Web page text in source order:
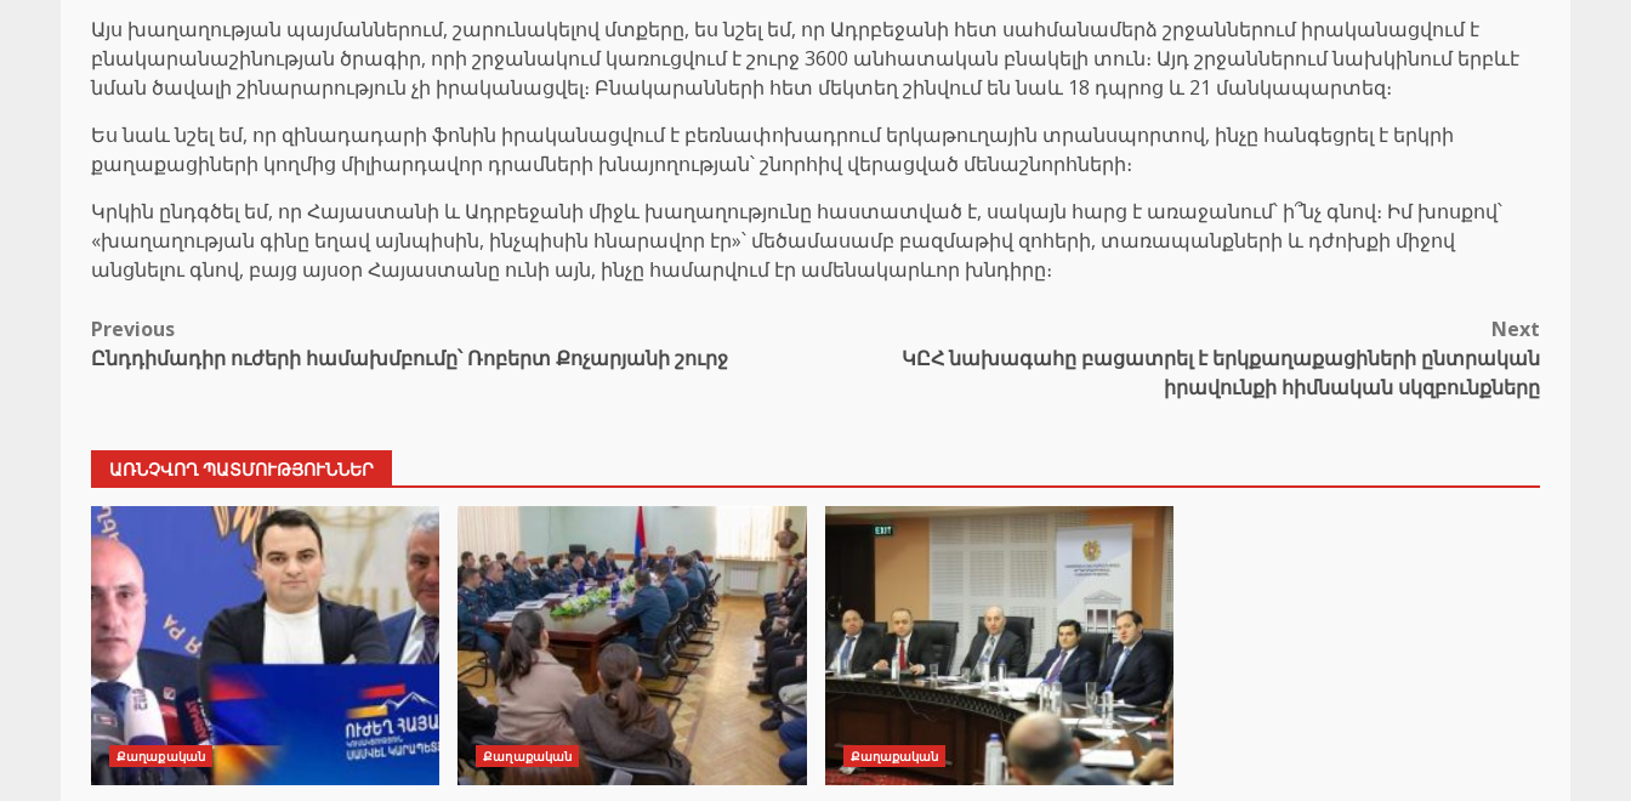
Այս խաղաղության պայմաններում, շարունակելով մտքերը, ես նշել եմ, որ Ադրբեջանի հետ սահմանամերձ շրջաններում իրականացվում է
բնակարանաշինության ծրագիր, որի շրջանակում կառուցվում է շուրջ 3600 անհատական բնակելի տուն։ Այդ շրջաններում նախկինում երբևէ
նման ծավալի շինարարություն չի իրականացվել։ Բնակարանների հետ մեկտեղ շինվում են նաև 18 դպրոց և 21 մանկապարտեզ։
Ես նաև նշել եմ, որ զինադադարի ֆոնին իրականացվում է բեռնափոխադրում երկաթուղային տրանսպորտով, ինչը հանգեցրել է երկրի
քաղաքացիների կողմից միլիարդավոր դրամների խնայողության՝ շնորհիվ վերացված մենաշնորհների։
Կրկին ընդգծել եմ, որ Հայաստանի և Ադրբեջանի միջև խաղաղությունը հաստատված է, սակայն հարց է առաջանում՝ ի՞նչ գնով։ Իմ խոսքով՝
«խաղաղության գինը եղավ այնպիսին, ինչպիսին հնարավոր էր»՝ մեծամասամբ բազմաթիվ զոհերի, տառապանքների և դժոխքի միջով
անցնելու գնով, բայց այսօր Հայաստանը ունի այն, ինչը համարվում էր ամենակարևոր խնդիրը։
Post
navigation
Previous
Ընդդիմադիր ուժերի համախմբումը՝ Ռոբերտ Քոչարյանի շուրջ
Next
ԿԸՀ նախագահը բացատրել է երկքաղաքացիների ընտրական
իրավունքի հիմնական սկզբունքները
ԱՌՆՉՎՈՂ ՊԱՏՄՈՒԹՅՈՒՆՆԵՐ
Քաղաքական Քաղաքական Քաղաքական